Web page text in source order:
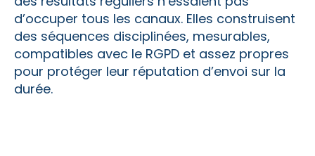
d’occuper tous les canaux. Elles construisent
des séquences disciplinées, mesurables,
compatibles avec le RGPD et assez propres
pour protéger leur réputation d’envoi sur la
durée.